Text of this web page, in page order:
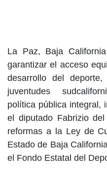
La Paz, Baja
garantizar el acceso
desarrollo del
juventudes
política pública integral,
el diputado Fabrizio
reformas a la Ley de
Estado de Baja
el Fondo Estatal del